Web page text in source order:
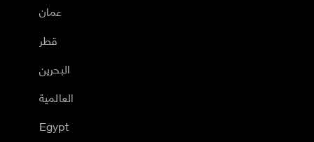
عمان
قطر
البحرين
العالمية
Egypt